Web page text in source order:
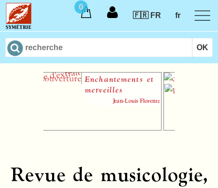
0
🇫🇷 FR
fr
Enchantements et
merveilles
Jean-Louis Florentz
Revue de musicologie,